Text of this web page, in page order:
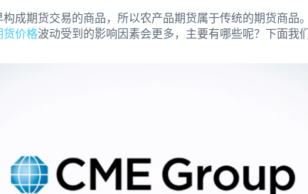
构成期货交易的商品，所以农产品期货属于传统的期货商品
货价格波动受到的影响因素会更多，主要有哪些呢？下面我